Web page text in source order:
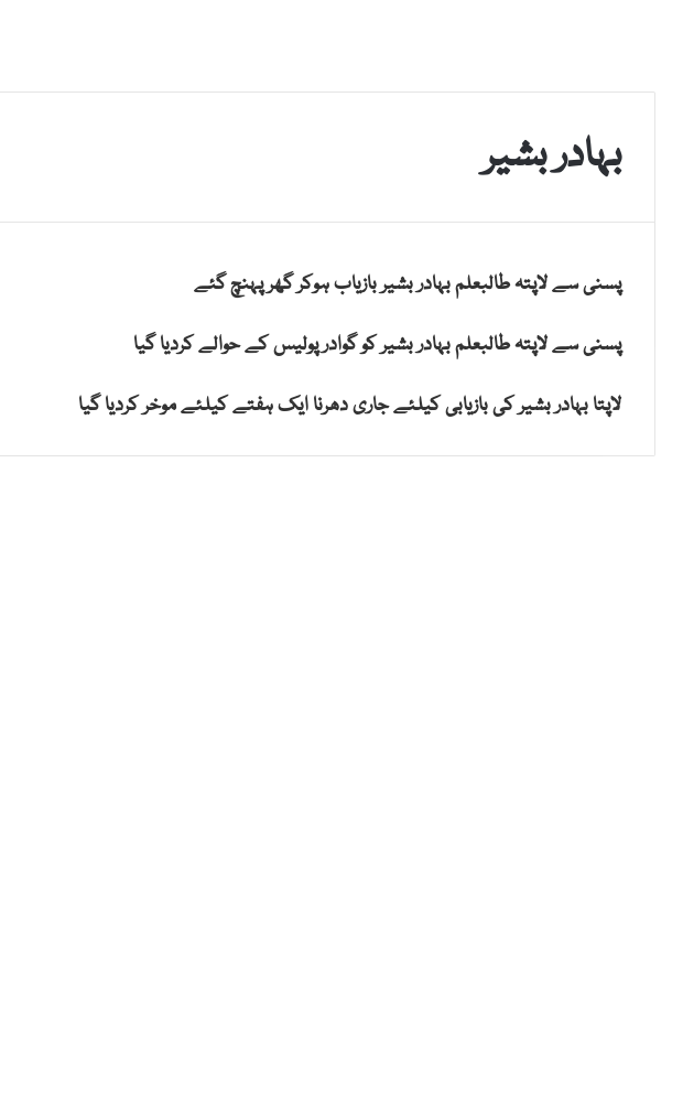
بہادر بشیر
پسنی سے لاپتہ طالبعلم بہادر بشیر بازیاب ہوکر گھر پہنچ گئے
پسنی سے لاپتہ طالبعلم بہادر بشیر کو گوادر پولیس کے حوالے کردیا گیا
لاپتا بہادر بشیر کی بازیابی کیلئے جاری دھرنا ایک ہفتے کیلئے موخر کردیا گیا